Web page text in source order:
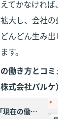
てかなけれ
拡大し、会社
んどん生み
す。
働き方とコ
式会社パルケ）
調査レポート「現在の働き方とコミュニケーション課題」 ｜Parque（パルケ）